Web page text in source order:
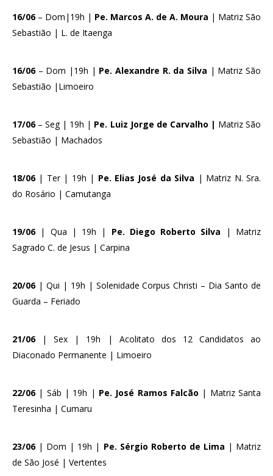
16/06– Dom|19h | Pe. Marcos A. de A. Moura | Matriz São
Sebastião | L. de Itaenga
16/06 – Dom |19h | Pe. Alexandre R. da Silva | Matriz São
Sebastião |Limoeiro
17/06– Seg | 19h | Pe. Luiz Jorge de Carvalho | Matriz São
Sebastião | Machados
18/06| Ter | 19h | Pe. Elias José da Silva | Matriz N. Sra.
do Rosário | Camutanga
19/06| Qua | 19h | Pe. Diego Roberto Silva | Matriz
Sagrado C. de Jesus | Carpina
20/06| Qui | 19h | Solenidade Corpus Christi – Dia Santo de
Guarda – Feriado
21/06| Sex | 19h | Acolitato dos 12 Candidatos ao
Diaconado Permanente | Limoeiro
22/06| Sáb | 19h | Pe. José Ramos Falcão | Matriz Santa
Teresinha | Cumaru
23/06| Dom | 19h | Pe. Sérgio Roberto de Lima | Matriz
de São José | Vertentes